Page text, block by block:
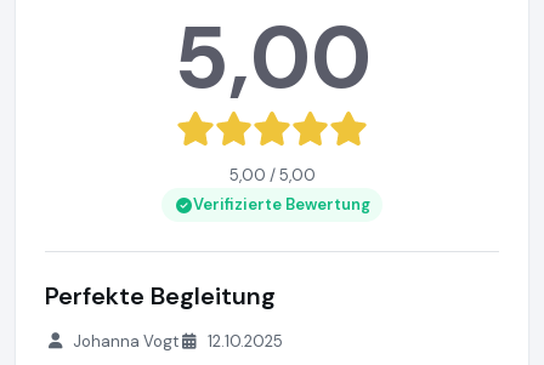
5,00
5,00 / 5,00
Verifizierte Bewertung
Perfekte Begleitung
Johanna Vogt 12.10.2025